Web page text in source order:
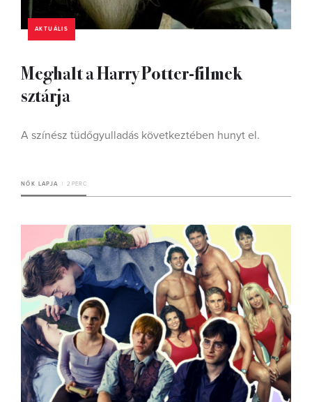
AKTUÁLIS
Meghalt a Harry Potter-filmek
sztárja
A színész tüdőgyulladás következtében hunyt el.
NŐK LAPJA 2 PERC